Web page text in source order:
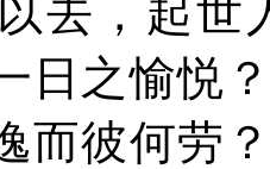
以去，起世
日之愉悦
而彼何劳